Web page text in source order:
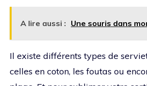
A lire aussi : Une souris dans
Il existe différents types de
celles en coton, les foutas ou